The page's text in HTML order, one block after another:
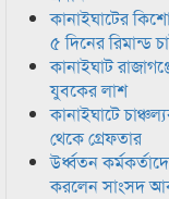
কানাইঘাটের
৫ দিনের রিমান্ড
কানাইঘাট
যুবকের লাশ
কানাইঘাটে
থেকে গ্রেফতার
উর্ধ্বতন
করলেন সাংসদ